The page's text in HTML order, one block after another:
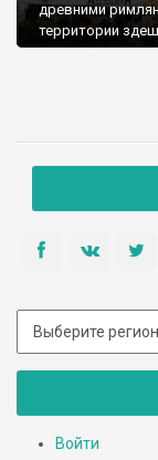
древними
территории
кельтских
Войти